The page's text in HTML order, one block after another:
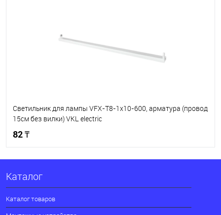
Светильник для лампы VFX-T8-1x10-600, арматура (провод
15см без вилки) VKL electric
82 ₸
В корзину
В избранное В наличии
Каталог
Каталог товаров